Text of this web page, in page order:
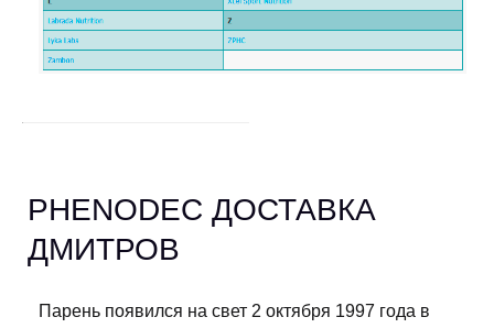
PHENODEC ДОСТАВКА
ДМИТРОВ
Парень появился на свет 2 октября 1997 года в